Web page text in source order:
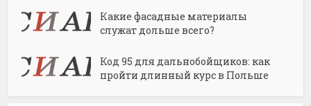
Какие фасадные материалы
служат дольше всего?
Код 95 для дальнобойщиков: как
пройти длинный курс в Польше